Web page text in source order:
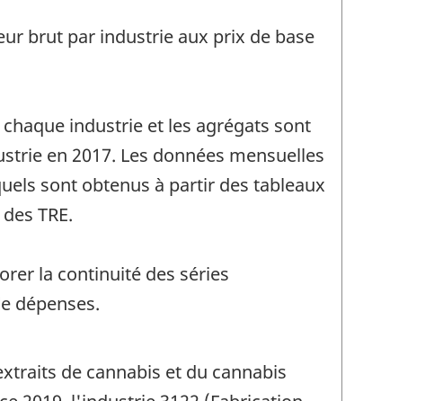
brut par industrie aux prix de base
industrie et les agrégats sont
en 2017. Les données mensuelles
sont obtenus à partir des tableaux
TRE.
la continuité des séries
dépenses.
de cannabis et du cannabis